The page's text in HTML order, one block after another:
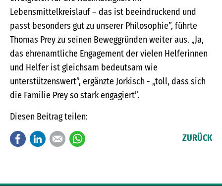
Lebensmittelkreislauf – das ist beeindruckend und
passt besonders gut zu unserer Philosophie”, führte
Thomas Prey zu seinen Beweggründen weiter aus. „Ja,
das ehrenamtliche Engagement der vielen Helferinnen
und Helfer ist gleichsam bedeutsam wie
unterstützenswert”, ergänzte Jorkisch - „toll, dass sich
die Familie Prey so stark engagiert”.
Diesen Beitrag teilen:
FacebookLinkedInE-mail ZURÜCK